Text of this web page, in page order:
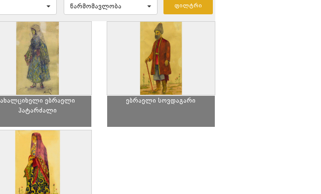
წარმომავლობა
ახალციხელი ებრაელი
პატარძალი
ებრაელი სოვდაგარი